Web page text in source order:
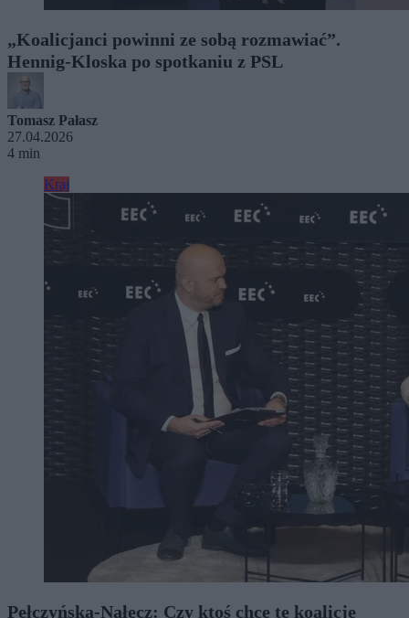
„Koalicjanci powinni ze sobą rozmawiać”.
Hennig-Kloska po spotkaniu z PSL
Tomasz Pałasz
27.04.2026
4 min
Kraj
Pełczyńska-Nałęcz: Czy ktoś chce tę koalicję